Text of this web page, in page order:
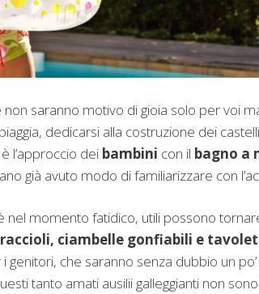
saranno motivo di gioia solo per voi
dedicarsi alla costruzione dei
l’approccio dei bambini con il bagno a
già avuto modo di familiarizzare con
momento fatidico, utili possono
ciambelle gonfiabili e
che saranno senza dubbio un
tanto amati ausilii galleggianti non